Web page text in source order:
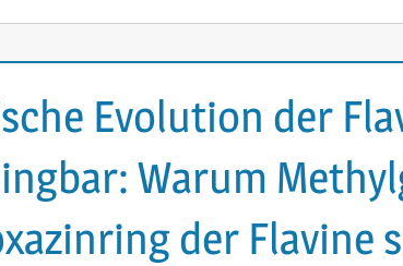
Evolution der
Warum
der Flavine